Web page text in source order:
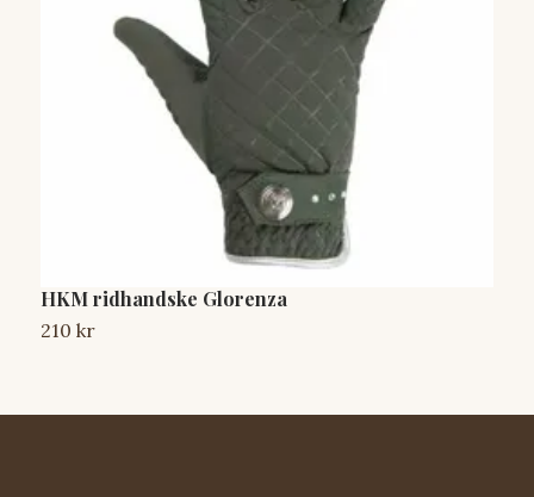
HKM ridhandske Glorenza
210 kr